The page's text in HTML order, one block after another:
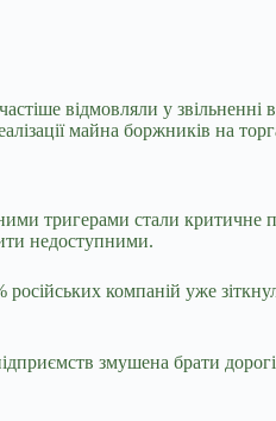
відмовляли у звільненні
майна боржників на
тригерами стали критичне
недоступними.
компаній уже
змушена брати